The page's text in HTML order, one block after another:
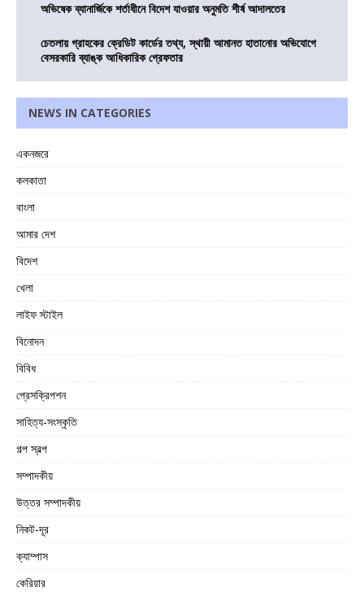
অভিষেক ব্যানার্জিকে শর্তাধীনে বিদেশ যাওয়ার অনুমতি শীর্ষ আদালতের
চেতলায় গ্রাহকের ক্রেডিট কার্ডের তথ্য, স্থায়ী আমানত হাতানোর অভিযোগে
বেসরকারি ব্যাঙ্ক আধিকারিক গ্রেফতার
NEWS IN CATEGORIES
একনজরে
কলকাতা
বাংলা
আমার দেশ
বিদেশ
খেলা
লাইফ স্টাইল
বিনোদন
বিবিধ
প্রেসক্রিপশন
সাহিত্য-সংস্কৃতি
গল্প স্বল্প
সম্পাদকীয়
উত্তর সম্পাদকীয়
নিকট-দূর
ক্যাম্পাস
কেরিয়ার